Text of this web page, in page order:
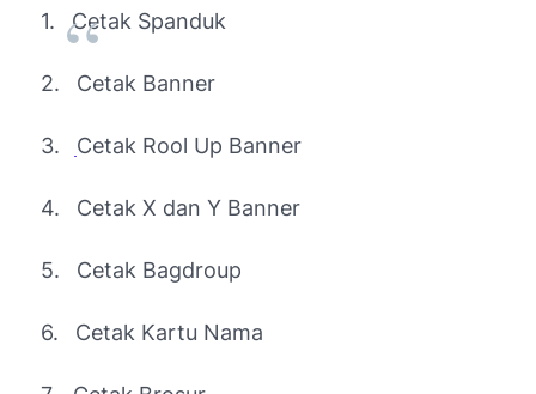
1. Cetak Spanduk
2. Cetak Banner
3. Cetak Rool Up Banner
4. Cetak X dan Y Banner
5. Cetak Bagdroup
6. Cetak Kartu Nama